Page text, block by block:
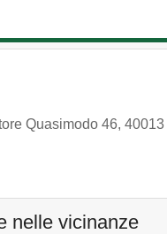
Quasimodo 46, 40013
nelle vicinanze